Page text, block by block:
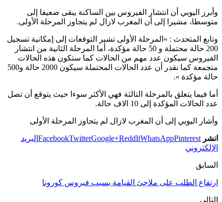
وأبرز اليوبي أن انتشار الفيروس بين الساكنة يبقى ضعيفا إلى
متوسطا، مشيرا إلى أن المغرب لازال لم يتجاوز المرحلة الأولى.
وتابع المتحدث : »المرحلة الأولى تشير التوقعات إلى إمكانية تسجيل
200 حالة محتملة و 50 حالة مؤكدة، أما المرحلة الثانية من انتشار
الفيروس سيكون عدد مهم من الحالات كما ستكون هذه الحالات
متجمعة كما نقدر أن عدد الحالات المحتملة سيكون 2000 حالة و500
حالة مؤكدة ».
أما فيما يتعلق بالمرخلة التالثة فهي الأكثر سوءا حيث يتوقع أن تصل
عدد الحالات المؤكدة إلى 10 الاف حالة.
وأشار اليوبي إلى أن المغرب لازال لم يتجاوز المرحلة الأولى
انشر FacebookTwitterGoogle+ReddItWhatsAppPinterest
البريد
الإلكتروني
السابق
ارتفاع الطلب على ملاجئ القيامة بسبب فيروس كورونا
التالي